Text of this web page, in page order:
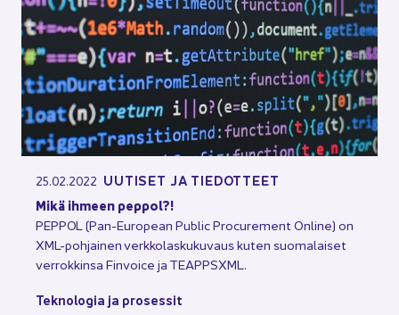
25.02.2022 UU­TI­SET JA TIE­DOT­TEET
Mikä ih­meen pep­pol?!
PEP­POL (Pan-​European Public Procu­re­ment On­li­ne) on
XML-​pohjainen verk­ko­las­ku­ku­vaus kuten suo­ma­lai­set
ver­rok­kin­sa Fin­voice ja TEAPPSXML.
Tek­no­lo­gia ja pro­ses­sit